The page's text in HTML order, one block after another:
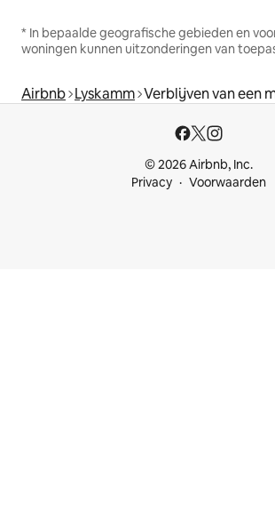
* In bepaalde geografische gebieden en
woningen kunnen uitzonderingen van
Airbnb Lyskamm Verblijven van een
© 2026 Airbnb, Inc.
Privacy
Voorwaarden